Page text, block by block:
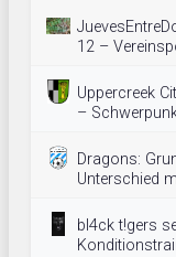
12 –
Uppercreek
–
Dragons:
Unterschied
bl4ck t!gers